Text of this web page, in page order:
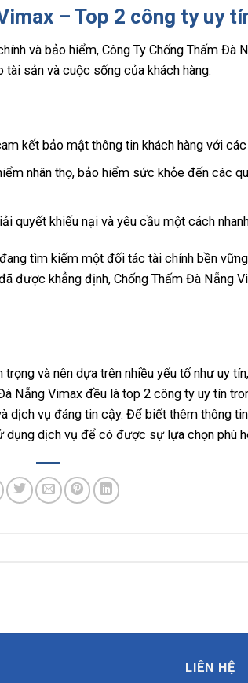
– Top 2 công ty uy
và bảo hiểm, Công Ty Chống Thấm Đà
sản và cuộc sống của khách hàng.
kết bảo mật thông tin khách hàng với các
nhân thọ, bảo hiểm sức khỏe đến các
quyết khiếu nại và yêu cầu một cách
tìm kiếm một đối tác tài chính bền
được khẳng định, Chống Thấm Đà Nẵng
và nên dựa trên nhiều yếu tố như uy
Nẵng Vimax đều là top 2 công ty uy tín
dịch vụ đáng tin cậy. Để biết thêm thông
dịch vụ để có được sự lựa chọn phù
LIÊN HỆ